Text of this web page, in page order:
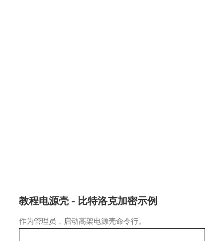
教程电源壳 - 比特洛克加密示例
作为管理员，启动高架电源壳命令行。